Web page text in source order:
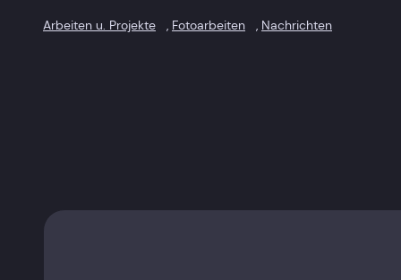
Arbeiten u. Projekte , Fotoarbeiten , Nachrichten